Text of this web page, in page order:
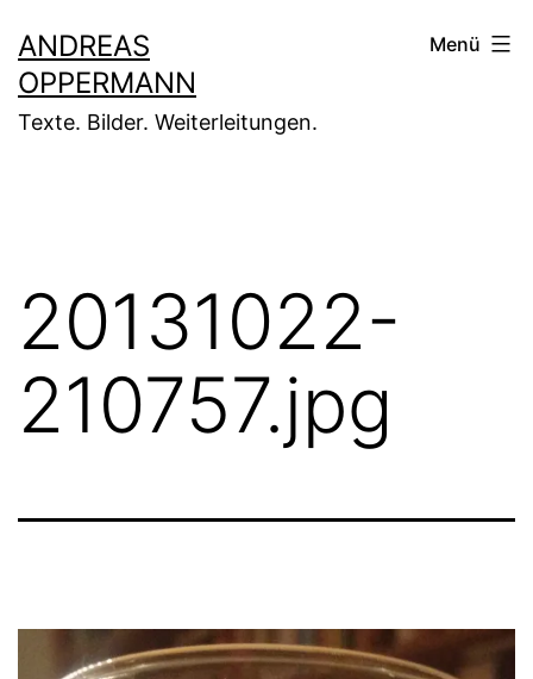
Inhalt
springen
ANDREAS
OPPERMANN
Texte. Bilder. Weiterleitungen.
Menü
20131022-
210757.jpg